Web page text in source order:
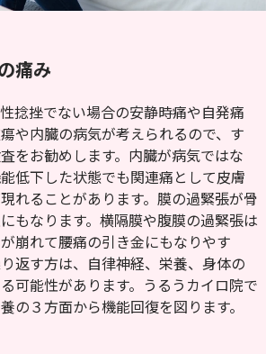
痛み
捻挫でない場合の安静時痛や自発痛
や内臓の病気が考えられるので、す
をお勧めします。内臓が病気ではな
低下した状態でも関連痛として皮膚
れることがあります。膜の過緊張が骨
もなります。横隔膜や腹膜の過緊張は
崩れて腰痛の引き金にもなりやす
返す方は、自律神経、栄養、身体の
可能性があります。うるうカイロ院で
の３方面から機能回復を図ります。